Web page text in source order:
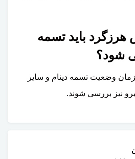
هرزگرد باید تسمه
شود؟
وضعیت تسمه دینام و سایر
نیز بررسی شوند.